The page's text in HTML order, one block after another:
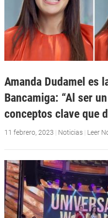
Amanda Dudamel es
Bancamiga: “Al ser
conceptos clave que
11 febrero, 2023 | Noticias | Leer